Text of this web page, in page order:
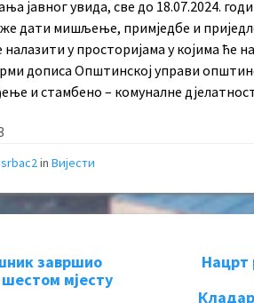
јавног увида, све до 18.07.2024.
дати мишљење, примједбе и
налазити у просторијама у којима ће
дописа Општинској управи
и стамбено – комуналне
srbac2 in Вијести
завршио
мјесту
Нацрт